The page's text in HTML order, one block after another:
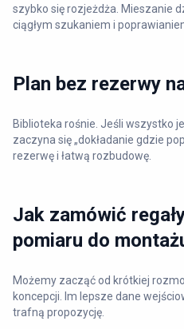
szybko się rozjeżdża. Mieszanie
ciągłym szukaniem i
Plan bez rezerwy
Biblioteka rośnie. Jeśli wszystko
zaczyna się „dokładanie gdzie
rezerwę i łatwą rozbudowę.
Jak zamówić
pomiaru do
Możemy zacząć od krótkiej
koncepcji. Im lepsze dane
trafną propozycję.